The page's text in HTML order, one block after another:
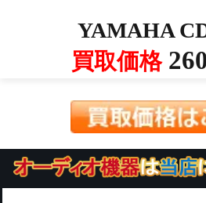
YAMAHA
買取価格